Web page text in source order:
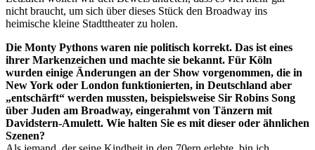
nicht braucht, um sich über dieses Stück den Broadway ins
heimische kleine Stadttheater zu holen.
Die Monty Pythons waren nie politisch korrekt. Das ist eines
ihrer Markenzeichen und machte sie bekannt. Für Köln
wurden einige Änderungen an der Show vorgenommen, die in
New York oder London funktionierten, in Deutschland aber
„entschärft“ werden mussten, beispielsweise Sir Robins Song
über Juden am Broadway, eingerahmt von Tänzern mit
Davidstern-Amulett. Wie halten Sie es mit dieser oder ähnlichen
Szenen?